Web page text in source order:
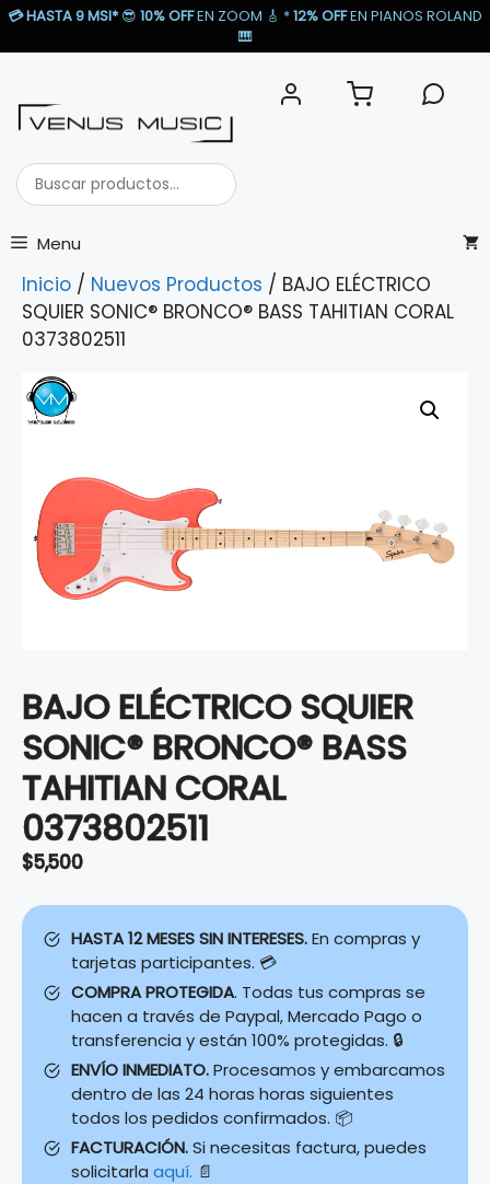
Saltar
💳HASTA 9 MSI* 😎 10% OFFEN ZOOM 🎸​ *12% OFFEN PIANOS ROLAND
🎹​
Buscar
productos...
Menu
Inicio / Nuevos Productos / BAJO ELÉCTRICO
SQUIER SONIC® BRONCO® BASS TAHITIAN CORAL
0373802511
BAJO ELÉCTRICO SQUIER
SONIC® BRONCO® BASS
TAHITIAN CORAL
0373802511
$5,500
HASTA 12 MESES SIN INTERESES.En compras y
tarjetas participantes. 💳
COMPRA PROTEGIDA. Todas tus compras se
hacen a través de Paypal, Mercado Pago o
transferencia y están 100% protegidas. 🔒
ENVÍO INMEDIATO.Procesamos y embarcamos
dentro de las 24 horas horas siguientes
todos los pedidos confirmados. 📦
FACTURACIÓN.Si necesitas factura, puedes
solicitarla aquí. 📄